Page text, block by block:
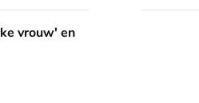
het podium'
vrouw' en
William